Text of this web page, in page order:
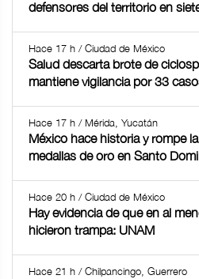
defensores del territorio en
Hace 17 h / Ciudad de México
Salud descarta brote de
mantiene vigilancia por 33
Hace 17 h / Mérida, Yucatán
México hace historia y rompe
medallas de oro en Santo
Hace 20 h / Ciudad de México
Hay evidencia de que en al
hicieron trampa: UNAM
Hace 21 h / Chilpancingo, Guerrero